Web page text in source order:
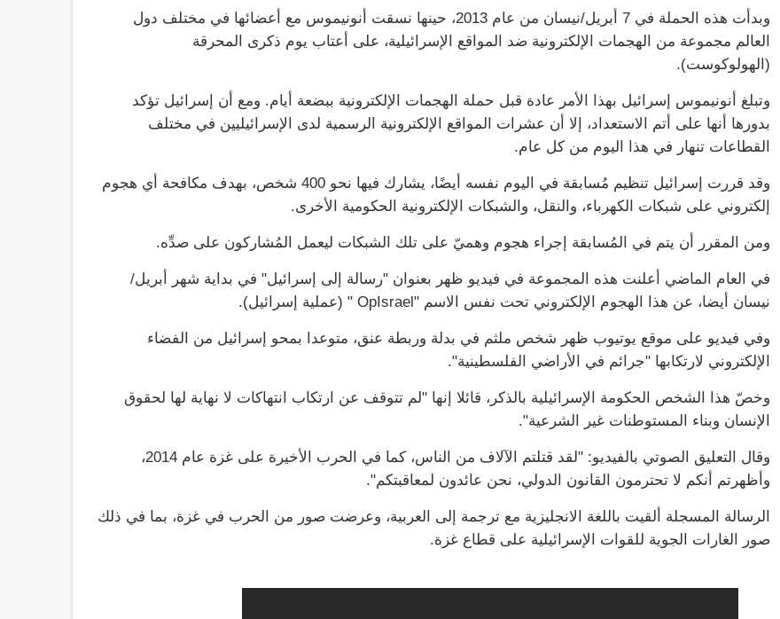
وبدأت هذه الحملة في 7 أبريل/نيسان من عام 2013، حينها نسقت أنونيموس مع أعضائها في مختلف دول
العالم مجموعة من الهجمات الإلكترونية ضد المواقع الإسرائيلية، على أعتاب يوم ذكرى المحرقة
(الهولوكوست).
وتبلغ أنونيموس إسرائيل بهذا الأمر عادة قبل حملة الهجمات الإلكترونية ببضعة أيام. ومع أن إسرائيل تؤكد
بدورها أنها على أتم الاستعداد، إلا أن عشرات المواقع الإلكترونية الرسمية لدى الإسرائيليين في مختلف
القطاعات تنهار في هذا اليوم من كل عام.
وقد قررت إسرائيل تنظيم مُسابقة في اليوم نفسه أيضًا، يشارك فيها نحو 400 شخص، بهدف مكافحة أي هجوم
إلكتروني على شبكات الكهرباء، والنقل، والشبكات الإلكترونية الحكومية الأخرى.
ومن المقرر أن يتم في المُسابقة إجراء هجوم وهميّ على تلك الشبكات ليعمل المُشاركون على صدِّه.
في العام الماضي أعلنت هذه المجموعة في فيديو ظهر بعنوان "رسالة إلى إسرائيل" في بداية شهر أبريل/
نيسان أيضا، عن هذا الهجوم الإلكتروني تحت نفس الاسم "OpIsrael " (عملية إسرائيل).
وفي فيديو على موقع يوتيوب ظهر شخص ملثم في بدلة وربطة عنق، متوعدا بمحو إسرائيل من الفضاء
الإلكتروني لارتكابها "جرائم في الأراضي الفلسطينية".
وخصّ هذا الشخص الحكومة الإسرائيلية بالذكر، قائلا إنها "لم تتوقف عن ارتكاب انتهاكات لا نهاية لها لحقوق
الإنسان وبناء المستوطنات غير الشرعية".
وقال التعليق الصوتي بالفيديو: "لقد قتلتم الآلاف من الناس، كما في الحرب الأخيرة على غزة عام 2014،
وأظهرتم أنكم لا تحترمون القانون الدولي، نحن عائدون لمعاقبتكم".
الرسالة المسجلة ألقيت باللغة الانجليزية مع ترجمة إلى العربية، وعرضت صور من الحرب في غزة، بما في ذلك
صور الغارات الجوية للقوات الإسرائيلية على قطاع غزة.